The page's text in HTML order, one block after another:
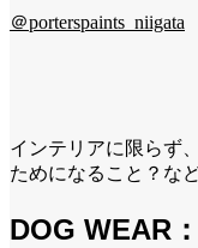
＠porterspaints_niigata
インテリアに限らず
ためになること？な
DOG WEAR